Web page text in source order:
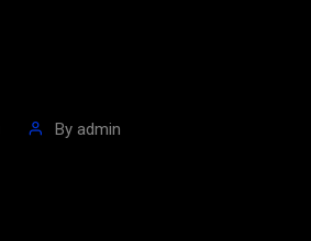
By admin